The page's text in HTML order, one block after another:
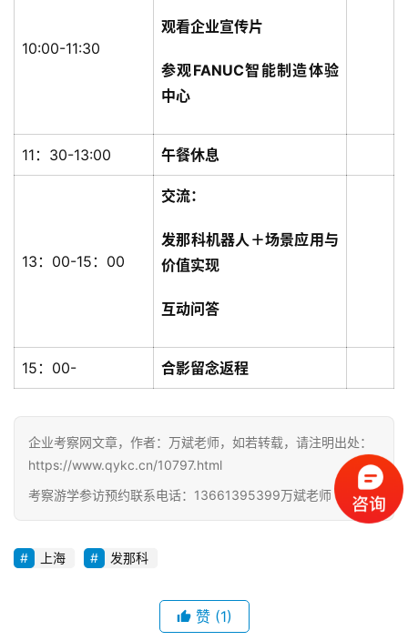
业
大
全
考
察
公
10:00-11:30
观看企业宣传片
参观FANUC智能制造体验
中心
11：30-13:00 午餐休息
13：00-15：00
交流：
发那科机器人＋场景应用与
价值实现
互动问答
15：00- 合影留念返程
企业考察网文章，作者：万斌老师，如若转载，请注明出处：
https://www.qykc.cn/10797.html
考察游学参访预约联系电话：13661395399万斌老师
上海 发那科
赞 (1)